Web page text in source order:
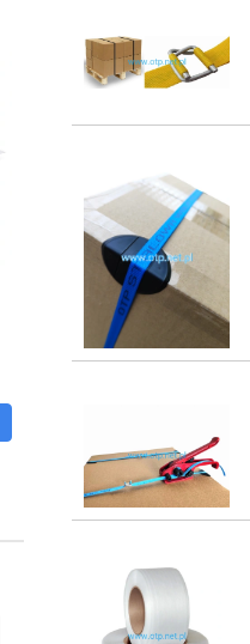
Taśma do datownika